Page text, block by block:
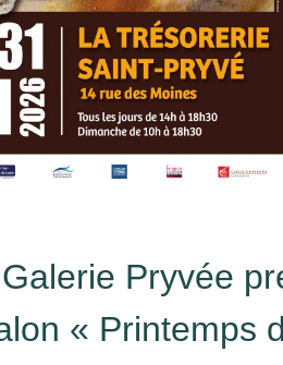
Galerie Pryvée
« Printemps